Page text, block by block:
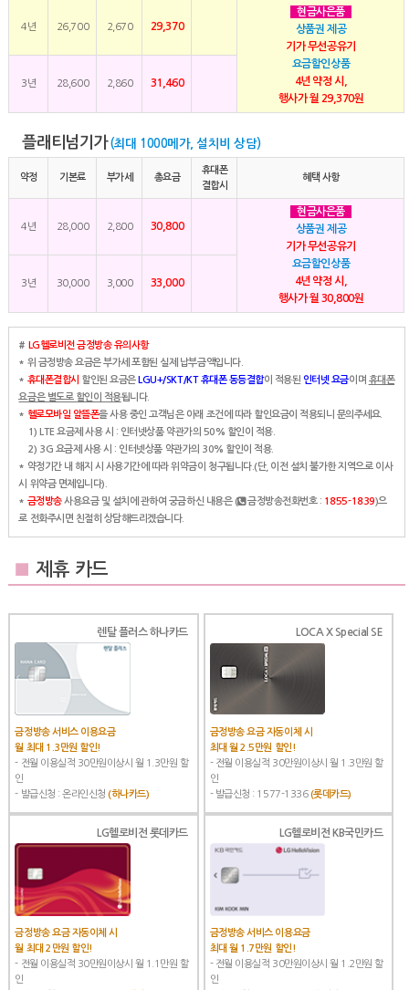
4년 26,700 2,670 29,370
현금사은품
상품권 제공
기가 무선공유기
요금할인상품
4년 약정 시,
행사가 월 29,370원
3년 28,600 2,860 31,460
플래티넘기가(최대 1000메가, 설치비 상담)
약정 기본료 부가세 총요금
휴대폰
결합시
혜택 사항
4년 28,000 2,800 30,800
현금사은품
상품권 제공
기가 무선공유기
요금할인상품
4년 약정 시,
행사가 월 30,800원
3년 30,000 3,000 33,000
# LG헬로비전 금정방송 유의사항
* 위 금정방송 요금은 부가세 포함된 실제 납부금액입니다.
* 휴대폰결합시 할인된 요금은 LGU+/SKT/KT 휴대폰 동등결합이 적용된 인터넷 요금이며 휴대폰
요금은 별도로 할인이 적용됩니다.
* 헬로모바일 알뜰폰을 사용 중인 고객님은 아래 조건에 따라 할인요금이 적용되니 문의주세요.
1) LTE 요금제 사용 시 : 인터넷상품 약관가의 50% 할인이 적용.
2) 3G 요금제 사용 시 : 인터넷상품 약관가의 30% 할인이 적용.
* 약정기간 내 해지 시 사용기간에 따라 위약금이 청구됩니다.(단, 이전 설치 불가한 지역으로 이사
시 위약금 면제입니다).
* 금정방송사용요금 및 설치에 관하여 궁금하신 내용은 ( 금정방송전화번호 : 1855-1839)으
로 전화주시면 친절히 상담해드리겠습니다.
■제휴 카드
렌탈 플러스 하나카드
금정방송 서비스 이용요금
월 최대 1.3만원 할인!
- 전월 이용실적 30만원이상시 월 1.3만원 할
인
- 발급신청 : 온라인신청(하나카드)
LOCA X Special SE
금정방송 요금 자동이체 시
최대 월 2.5만원 할인!
- 전월 이용실적 30만원이상시 월 1.3만원 할
인
- 발급신청 : 1577-1336(롯데카드)
LG헬로비전 롯데카드
금정방송 요금 자동이체 시
월 최대 2만원 할인!
- 전월 이용실적 30만원이상시 월 1.1만원 할
인
LG헬로비전 KB국민카드
금정방송 서비스 이용요금
최대 월 1.7만원 할인!
- 전월 이용실적 30만원이상시 월 1.2만원 할
인